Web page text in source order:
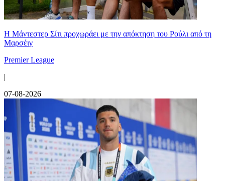
Η Μάντεστερ Σίτι προχωράει με την απόκτηση του Ρούλι από τη
Μαρσέιγ
Premier League
|
07-08-2026